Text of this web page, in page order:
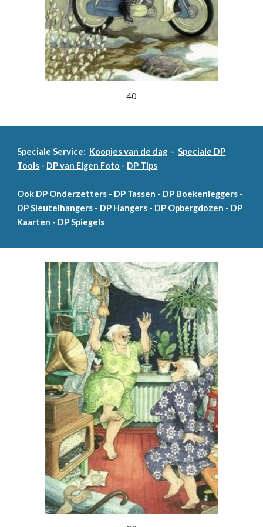
40
Speciale Service: Koopjes van de dag -Speciale DP
Tools - DP van Eigen Foto - DP Tips
Ook DP Onderzetters - DP Tassen - DP Boekenleggers -
DP Sleutelhangers - DP Hangers - DP Opbergdozen - DP
Kaarten - DP Spiegels